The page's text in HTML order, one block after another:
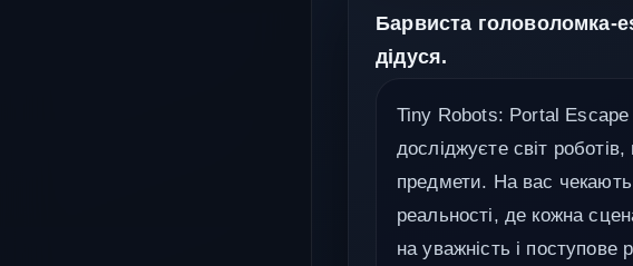
Барвиста головоломка-
дідуся.
Tiny Robots: Portal
досліджуєте світ
предмети. На вас чекають
реальності, де кожна
на уважність і поступове